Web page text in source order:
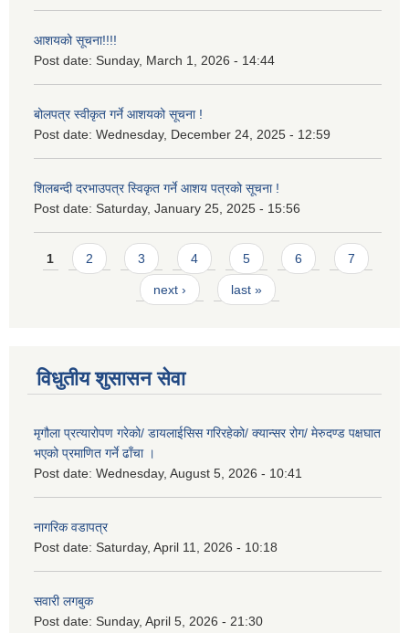
आशयको सूचना!!!!
Post date: Sunday, March 1, 2026 - 14:44
बोलपत्र स्वीकृत गर्ने आशयको सूचना !
Post date: Wednesday, December 24, 2025 - 12:59
शिलबन्दी दरभाउपत्र स्विकृत गर्ने आशय पत्रको सूचना !
Post date: Saturday, January 25, 2025 - 15:56
Pages
1 2 3 4 5 6 7
next › last »
विधुतीय शुसासन सेवा
मृगौला प्रत्यारोपण गरेको/ डायलाईसिस गरिरहेको/ क्यान्सर रोग/ मेरुदण्ड पक्षघात
भएको प्रमाणित गर्ने ढाँचा ।
Post date: Wednesday, August 5, 2026 - 10:41
नागरिक वडापत्र
Post date: Saturday, April 11, 2026 - 10:18
सवारी लगबुक
Post date: Sunday, April 5, 2026 - 21:30